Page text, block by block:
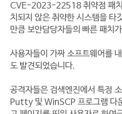
CVE-2023-22518 취약점 패치
치되지 않은 취약한 시스템을 타
만큼 보안담당자들의 빠른 패치
사용자들이 가짜 소프트웨어를
도 발견되었습니다.
공격자들은 검색엔진에서 특정
Putty 및 WinSCP 프로그램 다